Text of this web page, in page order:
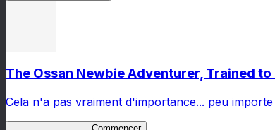
The Ossan Newbie Adventurer, Trained
Cela n'a pas vraiment d'importance... peu